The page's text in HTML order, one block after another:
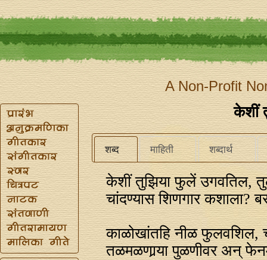
A Non-Profit
केशीं
शब्द माहिती शब्दार्थ
केशीं तुझिया फुलें उगवतिल,
चांदण्यास शिणगार कशाला?
काळोखांतहि नीळ फुलवशिल,
तळमळणार्‍या पुळणीवर अन्‌